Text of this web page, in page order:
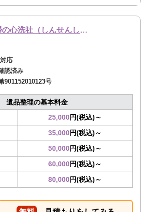
特殊清掃の心洗社（しんせんしゃ）
応
認済み
901152010123号
遺品整理の基本料金
25,000円(税込)～
35,000円(税込)～
50,000円(税込)～
60,000円(税込)～
80,000円(税込)～